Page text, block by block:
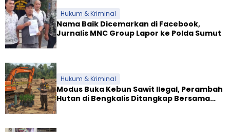
Hukum & Kriminal
Nama Baik Dicemarkan di Facebook,
Jurnalis MNC Group Lapor ke Polda Sumut
Hukum & Kriminal
Modus Buka Kebun Sawit Ilegal, Perambah
Hutan di Bengkalis Ditangkap Bersama